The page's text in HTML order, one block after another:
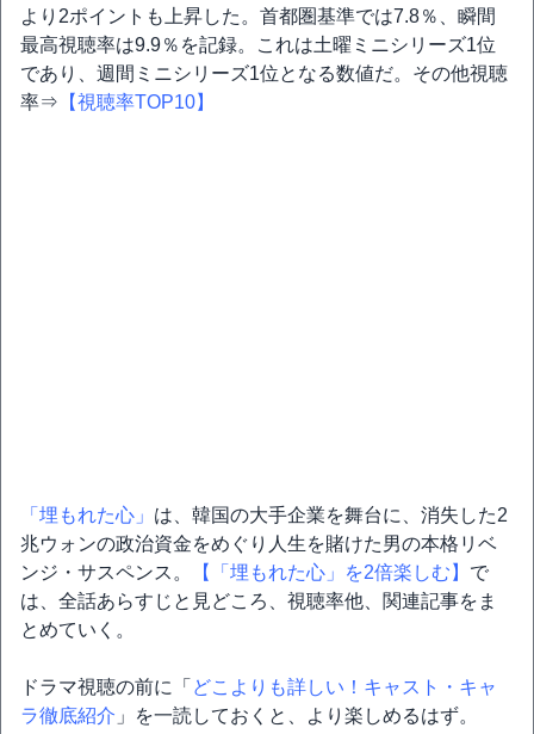
より2ポイントも上昇した。首都圏基準では7.8％、瞬間
最高視聴率は9.9％を記録。これは土曜ミニシリーズ1位
であり、週間ミニシリーズ1位となる数値だ。その他視聴
率⇒ 【視聴率TOP10】
「埋もれた心」 は、韓国の大手企業を舞台に、消失した2
兆ウォンの政治資金をめぐり人生を賭けた男の本格リベ
ンジ・サスペンス。
【「埋もれた心」を2倍楽しむ】 で
は、全話あらすじと見どころ、視聴率他、関連記事をま
とめていく。
ドラマ視聴の前に「 どこよりも詳しい！キャスト・キャ
ラ徹底紹介 」を一読しておくと、より楽しめるはず。